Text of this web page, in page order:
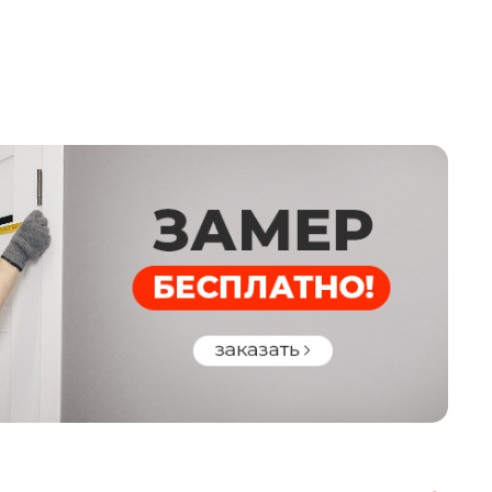
внешние открывание 180*
Zirh Kilit (аналог KALE),
ригелей 16 мм, вылет ригелей 35
Zirh Kilit (аналог KALE),
ригелей 16 мм, вылет ригелей 35
хром,раздельная
штыри, 3 шт